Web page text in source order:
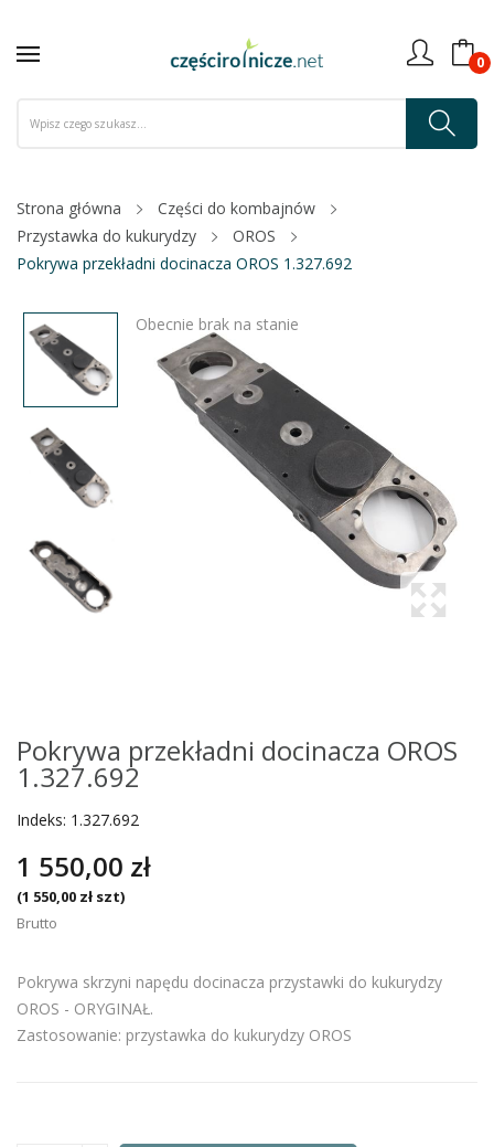
0
Strona główna
Części do kombajnów
Przystawka do kukurydzy
OROS
Pokrywa przekładni docinacza OROS 1.327.692
Obecnie brak na stanie
Pokrywa przekładni docinacza OROS
1.327.692
Indeks: 1.327.692
1 550,00 zł
(1 550,00 zł szt)
Brutto
Pokrywa skrzyni napędu docinacza przystawki do kukurydzy
OROS - ORYGINAŁ.
Zastosowanie: przystawka do kukurydzy OROS